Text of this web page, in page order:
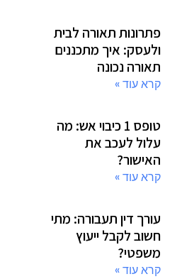
פתרונות תאורה לבית
ולעסק: איך מתכננים
תאורה נכונה
קרא עוד »
טופס 1 כיבוי אש: מה
עלול לעכב את
האישור?
קרא עוד »
עורך דין תעבורה: מתי
חשוב לקבל ייעוץ
משפטי?
קרא עוד »